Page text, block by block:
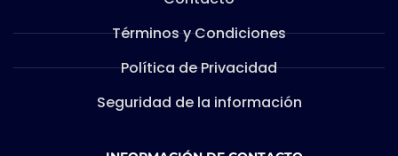
Términos y Condiciones
Política de Privacidad
Seguridad de la información